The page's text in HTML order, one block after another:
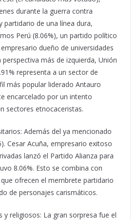
durante la guerra contra
partidario de una línea dura,
Perú (8.06%), un partido político
dueño de universidades
perspectiva más de izquierda, Unión
representa a un sector de
más popular liderado Antauro
encarcelado por un intento
sectores etnocaceristas.
Además del ya mencionado
Cesar Acuña, empresario exitoso
lanzó el Partido Alianza para
8.06%. Esto se combina con
ofrecen el membrete partidario
de personajes carismáticos.
y religiosos: La gran sorpresa fue el